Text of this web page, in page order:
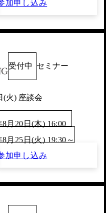
加申し込み
受付中 セミナー
(火) 座談会
8月20日(木) 16:00
8月25日(火) 19:30～
加申し込み